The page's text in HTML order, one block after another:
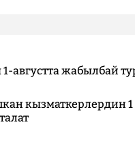
августта жабылбай
кызматкерлердин 1